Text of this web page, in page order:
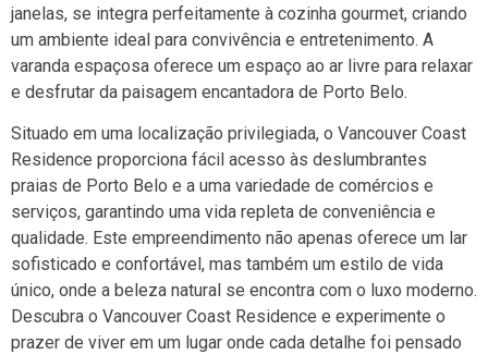
janelas, se integra perfeitamente à cozinha gourmet, criando
um ambiente ideal para convivência e entretenimento. A
varanda espaçosa oferece um espaço ao ar livre para relaxar
e desfrutar da paisagem encantadora de Porto Belo.
Situado em uma localização privilegiada, o Vancouver Coast
Residence proporciona fácil acesso às deslumbrantes
praias de Porto Belo e a uma variedade de comércios e
serviços, garantindo uma vida repleta de conveniência e
qualidade. Este empreendimento não apenas oferece um lar
sofisticado e confortável, mas também um estilo de vida
único, onde a beleza natural se encontra com o luxo moderno.
Descubra o Vancouver Coast Residence e experimente o
prazer de viver em um lugar onde cada detalhe foi pensado